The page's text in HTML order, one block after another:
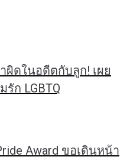
ผิดในอดีตกับลูก! เผย
ก LGBTQ
Award ขอเดินหน้า